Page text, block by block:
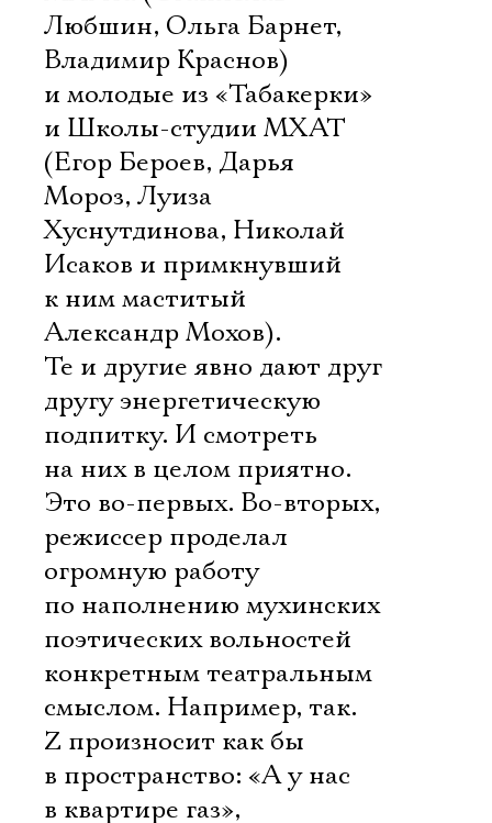
Любшин, Ольга Барнет,
Владимир Краснов)
и молодые из «Табакерки»
и Школы-студии МХАТ
(Егор Бероев, Дарья
Мороз, Луиза
Хуснутдинова, Николай
Исаков и примкнувший
к ним маститый
Александр Мохов).
Те и другие явно дают друг
другу энергетическую
подпитку. И смотреть
на них в целом приятно.
Это во-первых. Во-вторых,
режиссер проделал
огромную работу
по наполнению мухинских
поэтических вольностей
конкретным театральным
смыслом. Например, так.
Z произносит как бы
в пространство: «А у нас
в квартире газ»,